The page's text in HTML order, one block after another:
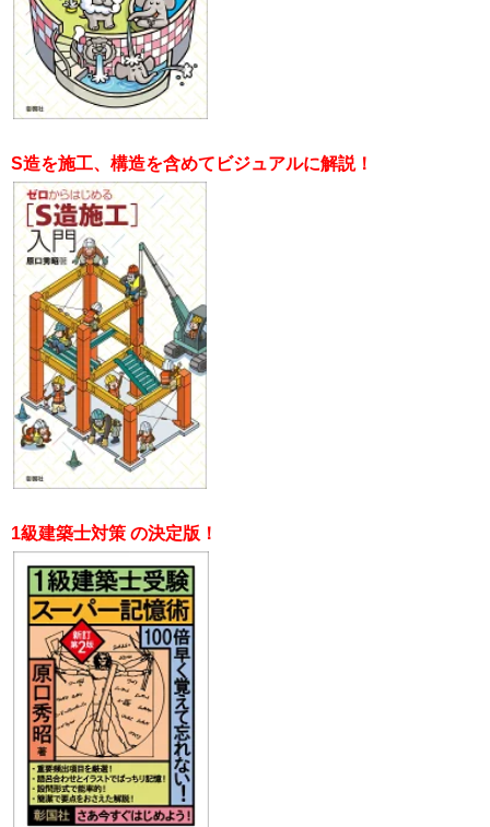
S造を施工、構造を含めてビジュアルに解説！
1級建築士対策 の決定版！